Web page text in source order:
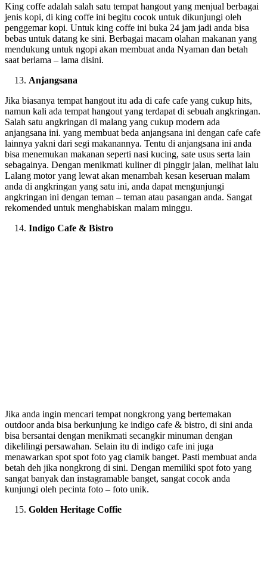
King coffe adalah salah satu tempat hangout yang menjual berbagai
jenis kopi, di king coffe ini begitu cocok untuk dikunjungi oleh
penggemar kopi. Untuk king coffe ini buka 24 jam jadi anda bisa
bebas untuk datang ke sini. Berbagai macam olahan makanan yang
mendukung untuk ngopi akan membuat anda Nyaman dan betah
saat berlama – lama disini.
Anjangsana
Jika biasanya tempat hangout itu ada di cafe cafe yang cukup hits,
namun kali ada tempat hangout yang terdapat di sebuah angkringan.
Salah satu angkringan di malang yang cukup modern ada
anjangsana ini. yang membuat beda anjangsana ini dengan cafe cafe
lainnya yakni dari segi makanannya. Tentu di anjangsana ini anda
bisa menemukan makanan seperti nasi kucing, sate usus serta lain
sebagainya. Dengan menikmati kuliner di pinggir jalan, melihat lalu
Lalang motor yang lewat akan menambah kesan keseruan malam
anda di angkringan yang satu ini, anda dapat mengunjungi
angkringan ini dengan teman – teman atau pasangan anda. Sangat
rekomended untuk menghabiskan malam minggu.
Indigo Cafe & Bistro
Jika anda ingin mencari tempat nongkrong yang bertemakan
outdoor anda bisa berkunjung ke indigo cafe & bistro, di sini anda
bisa bersantai dengan menikmati secangkir minuman dengan
dikelilingi persawahan. Selain itu di indigo cafe ini juga
menawarkan spot spot foto yag ciamik banget. Pasti membuat anda
betah deh jika nongkrong di sini. Dengan memiliki spot foto yang
sangat banyak dan instagramable banget, sangat cocok anda
kunjungi oleh pecinta foto – foto unik.
Golden Heritage Coffie